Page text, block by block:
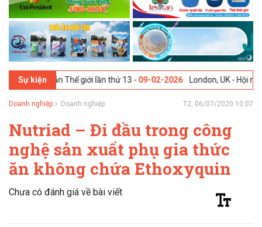
Sự kiện
Thế giới lần thứ 13 -09-02-2026 London, UK - Hội nghị Thượng đỉnh
Doanh nghiệp Doanh nghiệp T2, 06/07/2020 10:07
Nutriad – Đi đầu trong công
nghệ sản xuất phụ gia thức
ăn không chứa Ethoxyquin
Chưa có đánh giá về bài viết